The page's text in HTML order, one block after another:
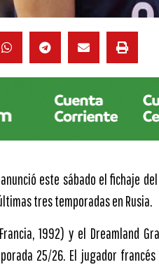
este sábado el fichaje
tres temporadas en Rusia.
1992) y el Dreamland
25/26. El jugador